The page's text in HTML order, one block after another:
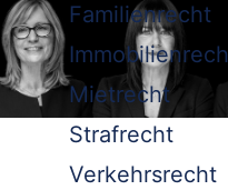
Familienrecht
Mietrecht
Strafrecht
Verkehrsrecht